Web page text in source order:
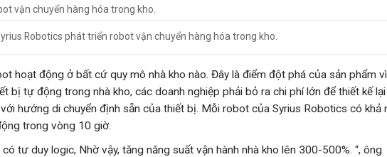
Robotics phát triển robot vận chuyển hàng hóa trong kho.
hoạt động ở bất cứ quy mô nhà kho nào. Đây là điểm đột phá của sản phẩm vì
bị tự động trong nhà kho, các doanh nghiệp phải bỏ ra chi phí lớn để thiết kế
hướng di chuyển định sẵn của thiết bị. Mỗi robot của Syrius Robotics có khả
trong vòng 10 giờ.
tư duy logic, Nhờ vậy, tăng năng suất vận hành nhà kho lên 300-500%. “, ông